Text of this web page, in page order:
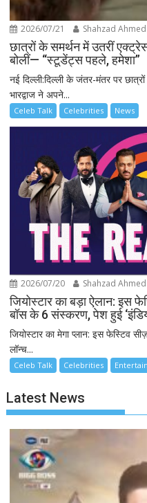
2026/07/21 Shahzad Ahmed
छात्रों के समर्थन में उतरीं
बोलीं— “स्टूडेंट्स पहले, हमेशा”
नई दिल्ली:दिल्ली के जंतर-मंतर पर
भारद्वाज ने अपने...
Celeb Talk Celebrities News
2026/07/20 Shahzad Ahmed
जियोस्टार का बड़ा ऐलान: इस
बॉस के 6 संस्करण, पेश हुई
जियोस्टार का मेगा प्लान: इस फेस्टिव
लॉन्च...
Celeb Talk Celebrities
Latest News